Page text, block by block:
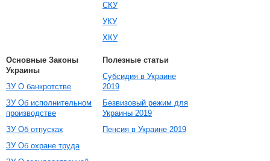
СКУ
УКУ
ХКУ
Основные Законы
Украины
ЗУ О банкротстве
ЗУ Об исполнительном
производстве
ЗУ Об отпусках
ЗУ Об охране труда
Полезные статьи
Субсидия в Украине
2019
Безвизовый режим для
Украины 2019
Пенсия в Украине 2019